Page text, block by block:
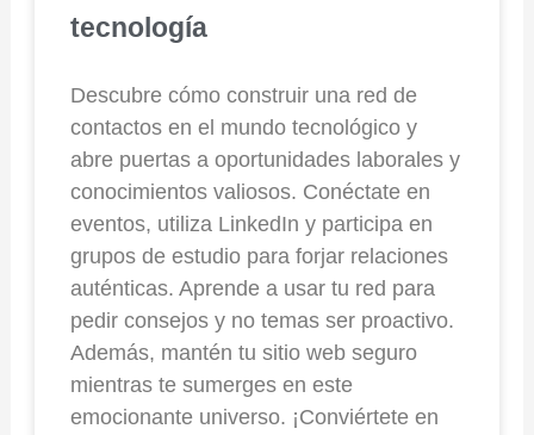
tecnología
Descubre cómo construir una red de
contactos en el mundo tecnológico y
abre puertas a oportunidades laborales y
conocimientos valiosos. Conéctate en
eventos, utiliza LinkedIn y participa en
grupos de estudio para forjar relaciones
auténticas. Aprende a usar tu red para
pedir consejos y no temas ser proactivo.
Además, mantén tu sitio web seguro
mientras te sumerges en este
emocionante universo. ¡Conviértete en